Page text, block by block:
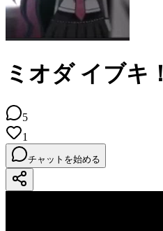
ミオダ イブキ！
5
1
チャットを始める